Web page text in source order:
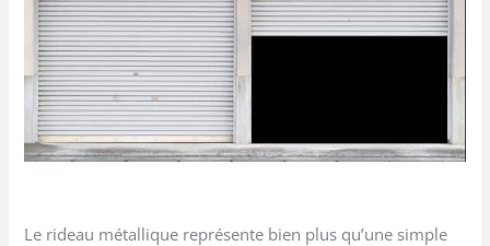
Le rideau métallique représente bien plus qu’une simple